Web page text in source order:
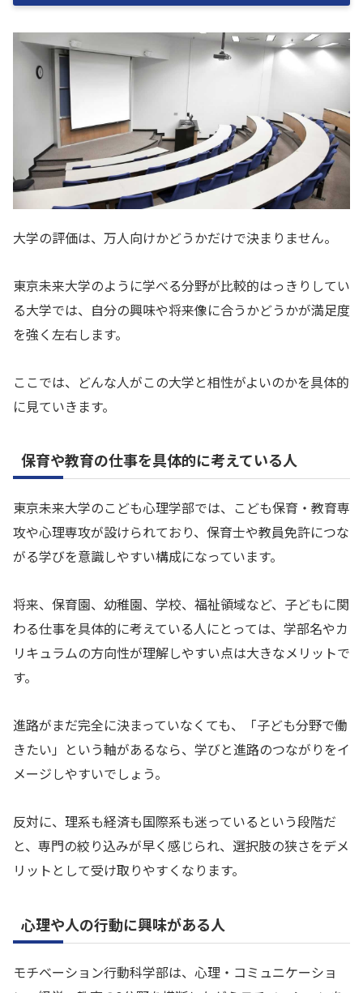
大学の評価は、万人向けかどうかだけで決まりません。
東京未来大学のように学べる分野が比較的はっきりしてい
る大学では、自分の興味や将来像に合うかどうかが満足度
を強く左右します。
ここでは、どんな人がこの大学と相性がよいのかを具体的
に見ていきます。
保育や教育の仕事を具体的に考えている人
東京未来大学のこども心理学部では、こども保育・教育専
攻や心理専攻が設けられており、保育士や教員免許につな
がる学びを意識しやすい構成になっています。
将来、保育園、幼稚園、学校、福祉領域など、子どもに関
わる仕事を具体的に考えている人にとっては、学部名やカ
リキュラムの方向性が理解しやすい点は大きなメリットで
す。
進路がまだ完全に決まっていなくても、「子ども分野で働
きたい」という軸があるなら、学びと進路のつながりをイ
メージしやすいでしょう。
反対に、理系も経済も国際系も迷っているという段階だ
と、専門の絞り込みが早く感じられ、選択肢の狭さをデメ
リットとして受け取りやすくなります。
心理や人の行動に興味がある人
モチベーション行動科学部は、心理・コミュニケーショ